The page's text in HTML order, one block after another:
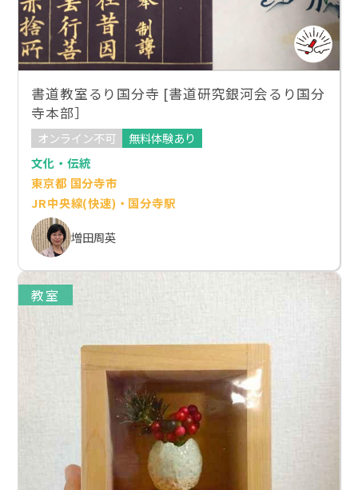
書道教室るり国分寺 [書道研究銀河会るり国分
寺本部］
オンライン不可
無料体験あり
文化・伝統
東京都 国分寺市
JR中央線(快速)・国分寺駅
増田周英
教室